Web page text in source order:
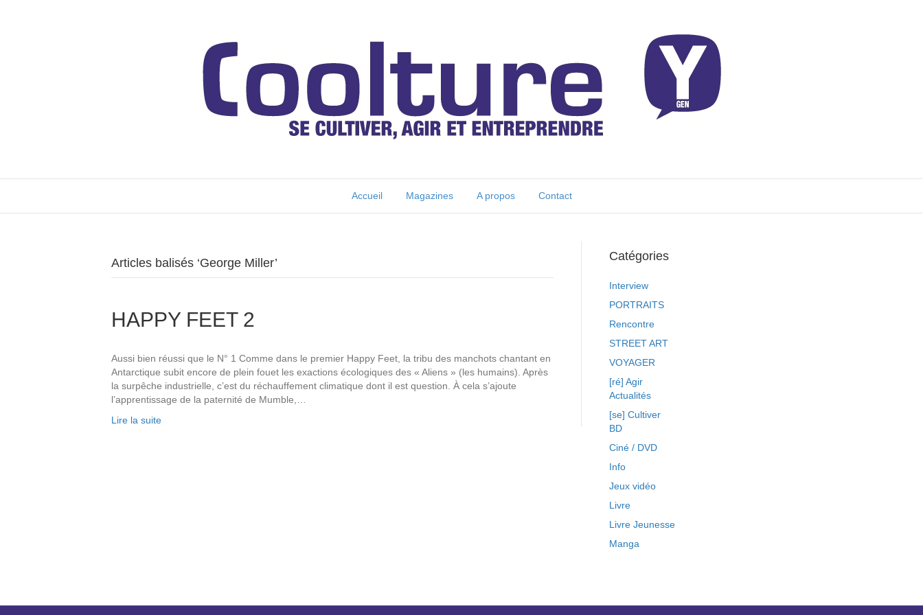
Accueil Magazines A propos Contact
Articles balisés ‘George Miller’
HAPPY FEET 2
Aussi bien réussi que le N° 1 Comme dans le premier Happy Feet, la tribu des manchots chantant en
Antarctique subit encore de plein fouet les exactions écologiques des « Aliens » (les humains). Après
la surpêche industrielle, c’est du réchauffement climatique dont il est question. À cela s’ajoute
l’apprentissage de la paternité de Mumble,…
Lire la suite
Catégories
Interview
PORTRAITS
Rencontre
STREET ART
VOYAGER
[ré] Agir
Actualités
[se] Cultiver
BD
Ciné / DVD
Info
Jeux vidéo
Livre
Livre Jeunesse
Manga